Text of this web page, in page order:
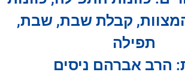
,קבלת שבת,שבת,
תפילה
אברהם ניסים